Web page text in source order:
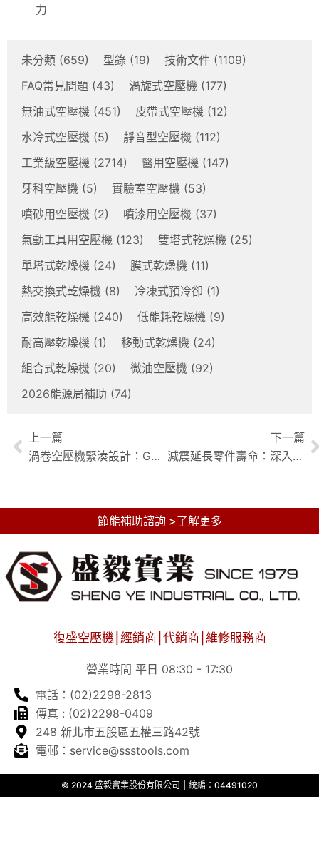
力
未分類 (659) 型錄 (19) 技術文件 (1109)
FAQ常見問題 (43) 渦旋式空壓機 (177)
無油式空壓機 (451) 皮帶式空壓機 (12)
水冷式空壓機 (5) 靜音型空壓機 (112)
工業級空壓機 (2714) 醫用空壓機 (147)
牙科空壓機 (5) 實驗室空壓機 (53)
噴砂用空壓機 (2) 噴漆用空壓機 (37)
氣動工具用空壓機 (123) 雙塔式乾燥機 (25)
單塔式乾燥機 (24) 膜式乾燥機 (11)
熱交換式乾燥機 (8) 冷凍式預冷卻 (1)
高效能乾燥機 (240) 低能耗乾燥機 (9)
耐高壓乾燥機 (1) 移動式乾燥機 (24)
組合式乾燥機 (20) 微油空壓機 (92)
2026能源局補助 (74)
上一篇
渦卷空壓機緊湊設計：GW系列，節省空間，提升效率！
下一篇
減震延長零件壽命：深入解析懸掛系統對車輛部件的積極影響
節能補助諮詢 >了解更多
復盛空壓機⎮經銷商⎮代銷商⎮維修服務商
營業時間 平日 08:30 - 17:30
電話：(02)2298-2813
傳真 : (02)2298-0409
248 新北市五股區五權三路42號
電郵：service@ssstools.com
© 2024 盛毅實業股份有限公司 ⎮ 統編：04491020